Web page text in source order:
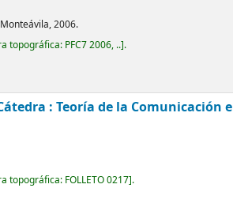
2006.
topográfica: PFC7 2006, .. .
: Teoría de la Comunicación e
topográfica: FOLLETO 0217 .